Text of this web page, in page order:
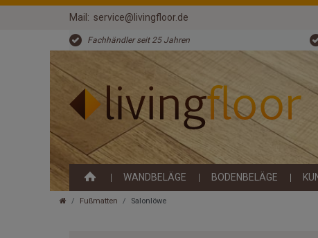
Mail: service@livingfloor.de
Fachhändler seit 25 Jahren
WANDBELÄGE BODENBELÄGE
Fußmatten Salonlöwe